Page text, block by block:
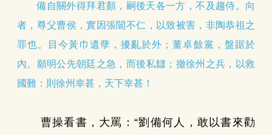
備自關外得拜君顏，嗣後天各一方，不及趨侍。向
者，尊父曹侯，實因張闓不仁，以致被害，非陶恭祖之
罪也。目今黃巾遺孽，擾亂於外；董卓餘黨，盤踞於
內。願明公先朝廷之急，而後私讎；撤徐州之兵，以救
國難：則徐州幸甚，天下幸甚！
曹操看書，大罵：“劉備何人，敢以書來勸